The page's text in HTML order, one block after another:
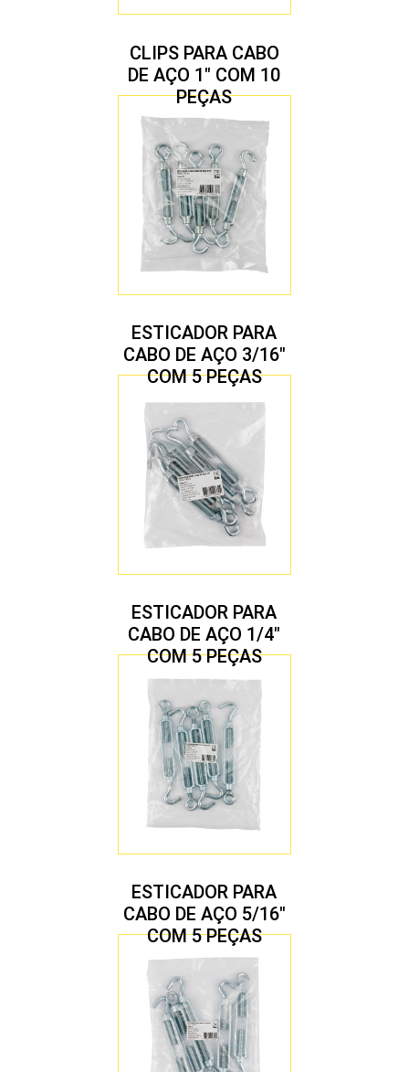
CLIPS PARA CABO
DE AÇO 1″ COM 10
PEÇAS
ESTICADOR PARA
CABO DE AÇO 3/16″
COM 5 PEÇAS
ESTICADOR PARA
CABO DE AÇO 1/4″
COM 5 PEÇAS
ESTICADOR PARA
CABO DE AÇO 5/16″
COM 5 PEÇAS